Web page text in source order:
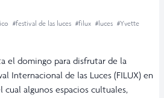
#festival de las luces #filux #luces #Yvette
el domingo para disfrutar de la
Internacional de las Luces (FILUX) en
algunos espacios cultuales,